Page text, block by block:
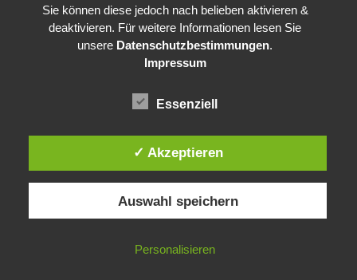
Sie können diese jedoch nach belieben aktivieren &
deaktivieren. Für weitere Informationen lesen Sie
unsere Datenschutzbestimmungen.
Impressum
Essenziell
✓ Akzeptieren
Auswahl speichern
Personalisieren